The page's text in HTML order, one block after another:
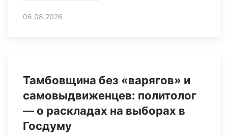
06.08.2026
Тамбовщина без «варягов» и
самовыдвиженцев: политолог
— о раскладах на выборах в
Госдуму